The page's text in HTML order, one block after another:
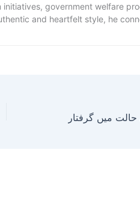
government welfare
and heartfelt style, he